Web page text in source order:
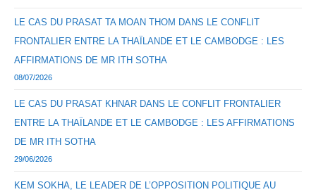
LE CAS DU PRASAT TA MOAN THOM DANS LE CONFLIT
FRONTALIER ENTRE LA THAÏLANDE ET LE CAMBODGE : LES
AFFIRMATIONS DE MR ITH SOTHA
08/07/2026
LE CAS DU PRASAT KHNAR DANS LE CONFLIT FRONTALIER
ENTRE LA THAÏLANDE ET LE CAMBODGE : LES AFFIRMATIONS
DE MR ITH SOTHA
29/06/2026
KEM SOKHA, LE LEADER DE L’OPPOSITION POLITIQUE AU